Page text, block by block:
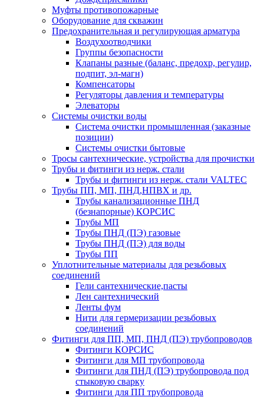
Муфты противопожарные
Оборудование для скважин
Предохранительная и регулирующая арматура
Воздухоотводчики
Группы безопасности
Клапаны разные (баланс, предохр, регулир,
подпит, эл-магн)
Компенсаторы
Регуляторы давления и температуры
Элеваторы
Системы очистки воды
Система очистки промышленная (заказные
позиции)
Системы очистки бытовые
Тросы сантехнические, устройства для прочистки
Трубы и фитинги из нерж. стали
Трубы и фитинги из нерж. стали VALTEC
Трубы ПП, МП, ПНД,НПВХ и др.
Трубы канализационные ПНД
(безнапорные) КОРСИС
Трубы МП
Трубы ПНД (ПЭ) газовые
Трубы ПНД (ПЭ) для воды
Трубы ПП
Уплотнительные материалы для резьбовых
соединений
Гели сантехнические,пасты
Лен сантехнический
Ленты фум
Нити для гермеризации резьбовых
соединений
Фитинги для ПП, МП, ПНД (ПЭ) трубопроводов
Фитинги КОРСИС
Фитинги для МП трубопровода
Фитинги для ПНД (ПЭ) трубопровода под
стыковую сварку
Фитинги для ПП трубопровода